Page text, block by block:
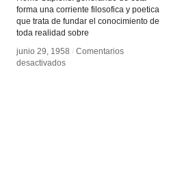
forma una corriente filosofica y poetica
que trata de fundar el conocimiento de
toda realidad sobre
junio 29, 1958 / Comentarios
desactivadosen
junio 29, 1958 / Comentarios
desactivadosen